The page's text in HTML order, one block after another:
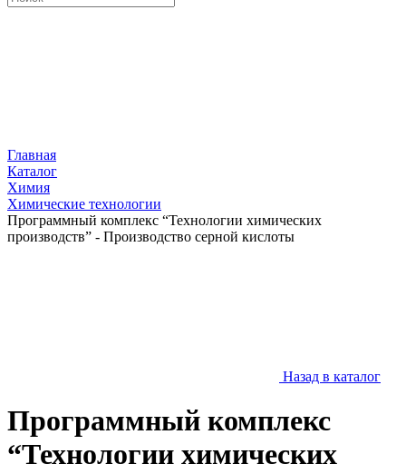
Главная
Каталог
Химия
Химические технологии
Программный комплекс “Технологии химических
производств” - Производство серной кислоты
Назад в каталог
Программный комплекс
“Технологии химических